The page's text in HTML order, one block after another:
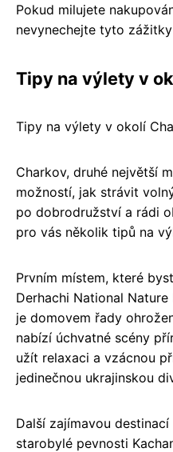
Pokud milujete
nevynechejte tyto
Tipy na výlety v
Tipy na výlety v okolí
Charkov, druhé největší
možností, jak strávit
po dobrodružství a rádi
pro vás několik tipů na
Prvním místem, které
Derhachi National
je domovem řady
nabízí úchvatné scény
užít relaxaci a vzácnou
jedinečnou ukrajinskou
Další zajímavou
starobylé pevnosti